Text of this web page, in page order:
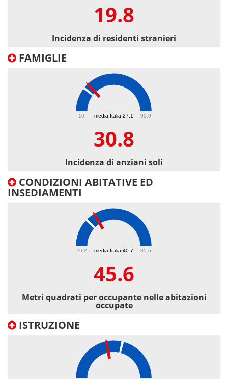
19.8
Incidenza di residenti stranieri
FAMIGLIE
media Italia 27.1
10 90.9
30.8
Incidenza di anziani soli
CONDIZIONI ABITATIVE ED
INSEDIAMENTI
media Italia 40.7
26.2 85.6
45.6
Metri quadrati per occupante nelle abitazioni
occupate
ISTRUZIONE